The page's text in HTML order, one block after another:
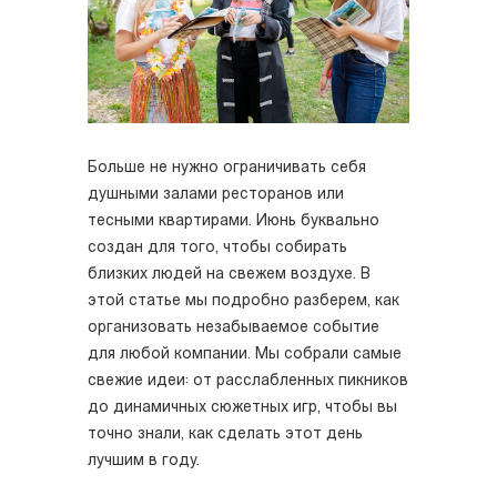
Больше не нужно ограничивать себя
душными залами ресторанов или
тесными квартирами. Июнь буквально
создан для того, чтобы собирать
близких людей на свежем воздухе. В
этой статье мы подробно разберем, как
организовать незабываемое событие
для любой компании. Мы собрали самые
свежие идеи: от расслабленных пикников
до динамичных сюжетных игр, чтобы вы
точно знали, как сделать этот день
лучшим в году.